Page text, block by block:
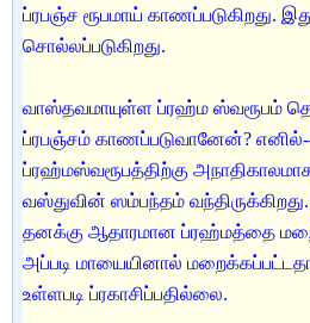
ப்ரபஞ்ச ரூபமாய் காணப்படுகிறது.
சொல்லப்படுகிறது.
வாஸ்தவமாயுள்ள ப்ரஹ்ம ஸ்வரூபம்
ப்ரபஞ்சம் காணப்படுவானேன்?
ப்ரஹ்மஸ்வரூபத்திற்கு
வஸ்துவின் ஸம்பந்தம்
தனக்கு ஆதாரமான ப்ரஹ்மத்தை
அப்படி மாயையினால்
உள்ளபடி ப்ரகாசிப்பதில்லை.